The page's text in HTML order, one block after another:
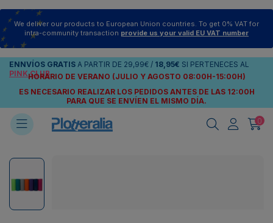
We deliver our products to European Union countries. To get 0% VAT for
intra-community transaction provide us your valid EU VAT number
ENNVÍOS GRATIS A PARTIR DE 29,99€ / 18,95€ SI PERTENECES AL
PINK CLUB
HORARIO DE VERANO (JULIO Y AGOSTO 08:00H-15:00H)
ES NECESARIO REALIZAR LOS PEDIDOS ANTES DE LAS 12:00H
PARA QUE SE ENVÍEN EL MISMO DÍA.
0